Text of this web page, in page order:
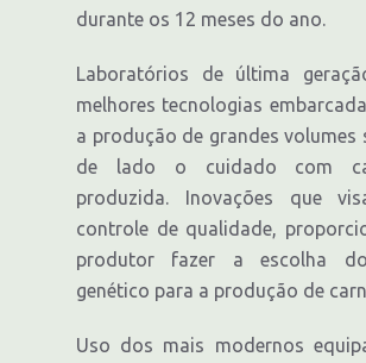
durante os 12 meses do ano.
Laboratórios de última
melhores tecnologias
a produção de grandes volumes
de lado o cuidado com
produzida. Inovações que
controle de qualidade,
produtor fazer a escolha
genético para a produção de
Uso dos mais modernos